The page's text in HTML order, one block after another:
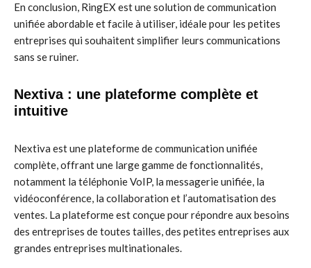
En conclusion, RingEX est une solution de communication
unifiée abordable et facile à utiliser, idéale pour les petites
entreprises qui souhaitent simplifier leurs communications
sans se ruiner.
Nextiva : une plateforme complète et
intuitive
Nextiva est une plateforme de communication unifiée
complète, offrant une large gamme de fonctionnalités,
notamment la téléphonie VoIP, la messagerie unifiée, la
vidéoconférence, la collaboration et l’automatisation des
ventes. La plateforme est conçue pour répondre aux besoins
des entreprises de toutes tailles, des petites entreprises aux
grandes entreprises multinationales.